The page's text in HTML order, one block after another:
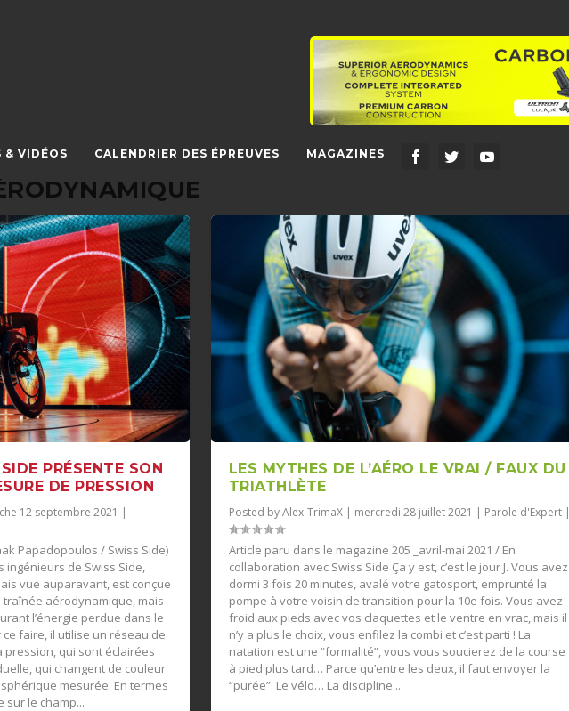
& VIDÉOS CALENDRIER DES ÉPREUVES MAGAZINES
PRÉSENTE SON
DE PRESSION
12 septembre 2021 |
Papadopoulos / Swiss Side)
de Swiss Side,
vue auparavant, est conçue
aérodynamique, mais
l’énergie perdue dans le
faire, il utilise un réseau de
pression, qui sont éclairées
qui changent de couleur
mesurée. En termes
sur le champ...
LES MYTHES DE L’AÉRO LE VRAI / FAUX DU
TRIATHLÈTE
Posted byAlex-TrimaX| mercredi 28 juillet 2021 | Parole d'Expert|
Article paru dans le magazine 205 _avril-mai 2021 / En
collaboration avec Swiss Side Ça y est, c’est le jour J. Vous avez
dormi 3 fois 20 minutes, avalé votre gatosport, emprunté la
pompe à votre voisin de transition pour la 10e fois. Vous avez
froid aux pieds avec vos claquettes et le ventre en vrac, mais il
n’y a plus le choix, vous enfilez la combi et c’est parti ! La
natation est une “formalité”, vous vous soucierez de la course
à pied plus tard… Parce qu’entre les deux, il faut envoyer la
“purée”. Le vélo… La discipline...